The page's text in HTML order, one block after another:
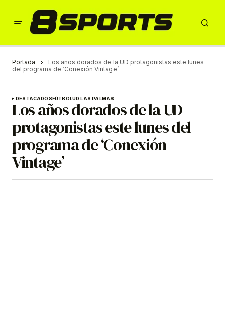
Portada
Los años dorados de la UD protagonistas este lunes
del programa de ‘Conexión Vintage’
DESTACADOSFÚTBOLUD LAS PALMAS
Los años dorados de la UD
protagonistas este lunes del
programa de ‘Conexión
Vintage’